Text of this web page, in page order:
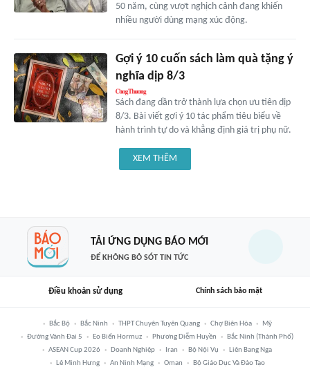
50 năm, cùng vượt nghịch cảnh đang khiến
nhiều người dùng mạng xúc động.
Gợi ý 10 cuốn sách làm quà tặng ý
nghĩa dịp 8/3
Sách đang dần trở thành lựa chọn ưu tiên dịp
8/3. Bài viết gợi ý 10 tác phẩm tiêu biểu về
hành trình tự do và khẳng định giá trị phụ nữ.
XEM THÊM
TẢI ỨNG DỤNG BÁO MỚI
ĐỂ KHÔNG BỎ SÓT TIN TỨC
Điều khoản sử dụng Chính sách bảo mật
Bắc Bộ Bắc Ninh THPT Chuyên Tuyên Quang Chợ Biên Hòa
Mỹ
Đường Vành Đai 5
Eo Biển Hormuz Phương Diễm Huyền
Bắc Ninh (thành Phố)
ASEAN Cup 2026
Doanh Nghiệp Iran Bộ Nội Vụ
Liên Bang Nga
Lê Minh Hưng
An Ninh Mạng Oman Bộ Giáo Dục Và Đào Tạo